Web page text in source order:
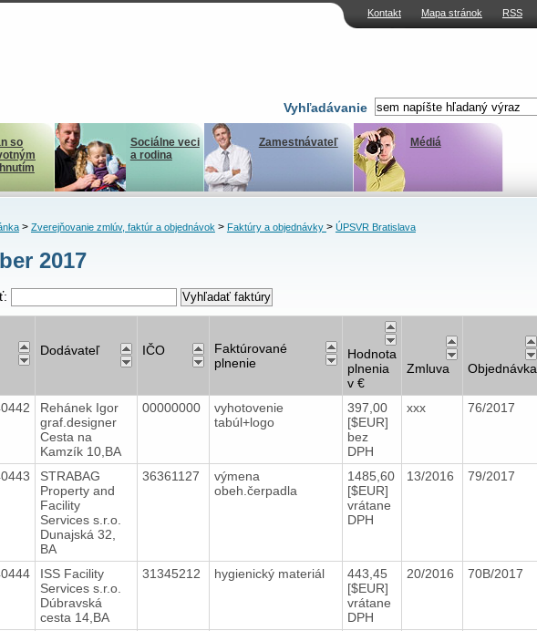
Kontakt Mapa stránok RSS
Vyhľadávanie
so
Sociálne veci
a rodina
Zamestnávateľ Médiá
> Zverejňovanie zmlúv, faktúr a objednávok> Faktúry a objednávky > ÚPSVR Bratislava
2017
Dodávateľ IČO
Faktúrované
plnenie
Hodnota
plnenia
v €
Zmluva Objednávka
Rehánek Igor
graf.designer
Cesta na
Kamzík 10,BA
00000000
vyhotovenie
tabúl+logo
397,00
[$EUR]
bez
DPH
xxx 76/2017
STRABAG
Property and
Facility
Services s.r.o.
Dunajská 32,
BA
36361127
výmena
obeh.čerpadla
1485,60
[$EUR]
vrátane
DPH
13/2016 79/2017
ISS Facility
Services s.r.o.
Dúbravská
cesta 14,BA
31345212 hygienický materiál
443,45
[$EUR]
vrátane
DPH
20/2016 70B/2017